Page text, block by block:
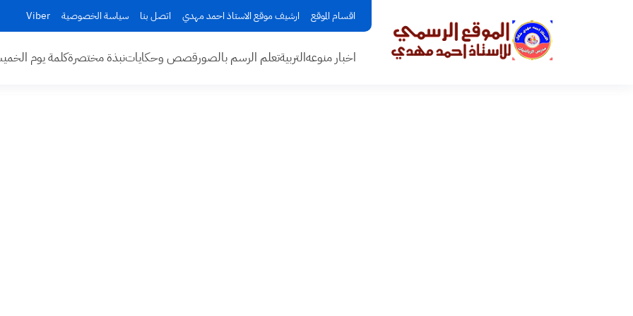
اقسام الموقع ارشيف موقع الاستاذ احمد مهدي اتصل بنا سياسة الخصوصية Viber
اخبار منوعهالتربيةتعلم الرسم بالصورقصص وحكاياتنبذة مختصرةكلمة يوم